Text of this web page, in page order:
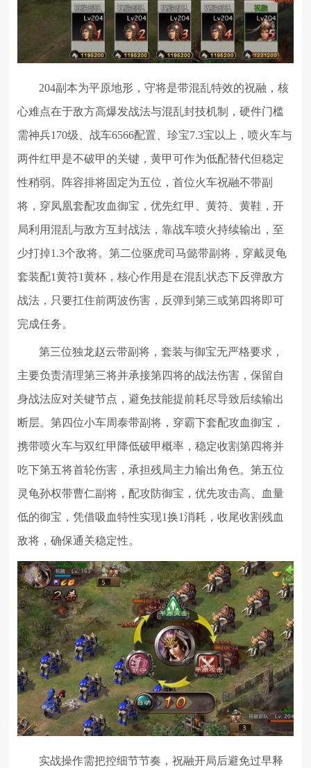
204副本为平原地形，守将是带混乱特效的祝融，核
心难点在于敌方高爆发战法与混乱封技机制，硬件门槛
需神兵170级、战车6566配置、珍宝7.3宝以上，喷火车与
两件红甲是不破甲的关键，黄甲可作为低配替代但稳定
性稍弱。阵容排将固定为五位，首位火车祝融不带副
将，穿凤凰套配攻血御宝，优先红甲、黄符、黄鞋，开
局利用混乱与敌方互封战法，靠战车喷火持续输出，至
少打掉1.3个敌将。第二位驱虎司马懿带副将，穿戴灵龟
套装配1黄符1黄杯，核心作用是在混乱状态下反弹敌方
战法，只要扛住前两波伤害，反弹到第三或第四将即可
完成任务。
第三位独龙赵云带副将，套装与御宝无严格要求，
主要负责清理第三将并承接第四将的战法伤害，保留自
身战法应对关键节点，避免技能提前耗尽导致后续输出
断层。第四位小车周泰带副将，穿霸下套配攻血御宝，
携带喷火车与双红甲降低破甲概率，稳定收割第四将并
吃下第五将首轮伤害，承担残局主力输出角色。第五位
灵龟孙权带曹仁副将，配攻防御宝，优先攻击高、血量
低的御宝，凭借吸血特性实现1换1消耗，收尾收割残血
敌将，确保通关稳定性。
实战操作需把控细节节奏，祝融开局后避免过早释